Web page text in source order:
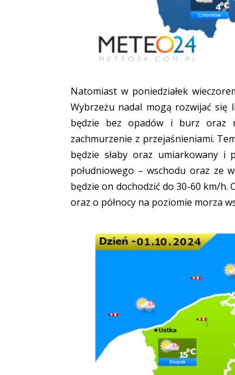
Natomiast w poniedziałek
Wybrzeżu nadal mogą rozwijać się
będzie bez opadów i burz oraz
zachmurzenie z przejaśnieniami.
będzie słaby oraz umiarkowany i
południowego – wschodu oraz ze
będzie on dochodzić do 30-60 km/h.
oraz o północy na poziomie morza